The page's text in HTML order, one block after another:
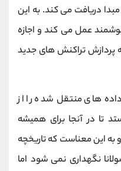
مبدا دریافت می ‌کند. به این
عمل می ‌کند و اجازه
پردازش تراکنش ‌های جدید
های منتقل‌ شده را از
تا در آنجا برای همیشه
به این معناست که تاریخچه
نگهداری نمی‌ شود اما